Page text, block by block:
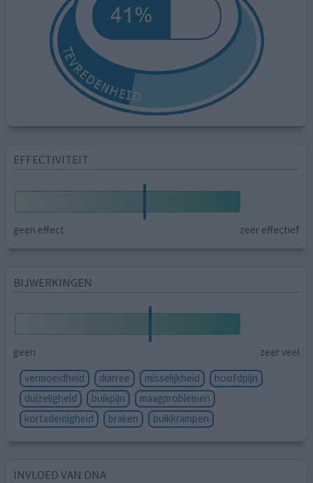
EFFECTIVITEIT
geen effect zeer effectief
BIJWERKINGEN
geen
zeer veel
vermoeidheid
diarree misselijkheid
hoofdpijn
duizeligheid
buikpijn
maagproblemen
kortademigheid
braken buikkrampen
INVLOED VAN DNA